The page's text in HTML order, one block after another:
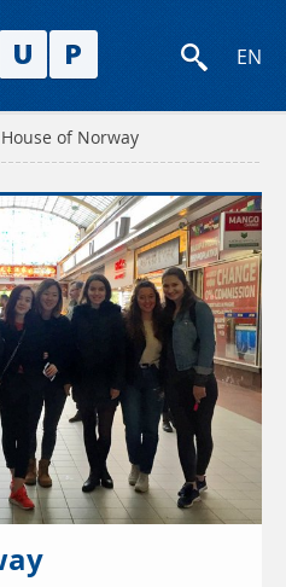
EN
House of Norway